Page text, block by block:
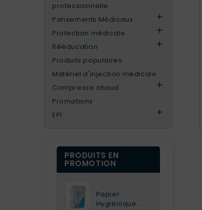
professionnelle
Pansements Médicaux 
Protection médicale 
Rééducation 
Produits populaires
Matériel d'injection médicale
Compresse chaud

Promotions
EPI

PRODUITS EN
PROMOTION
Papier
Hygiénique...